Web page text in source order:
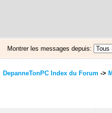
Montrer les messages depuis:
DepanneTonPC Index du Forum ->